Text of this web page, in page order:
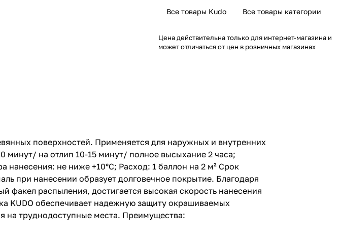
Все товары Kudo Все товары категории
Цена действительна только для интернет-магазина и
может отличаться от цен в розничных магазинах
поверхностей. Применяется для наружных и внутренних
минут/ на отлип 10-15 минут/ полное высыхание 2 часа;
нанесения: не ниже +10°С; Расход: 1 баллон на 2 м² Срок
при нанесении образует долговечное покрытие. Благодаря
распыления, достигается высокая скорость нанесения
KUDO обеспечивает надежную защиту окрашиваемых
на труднодоступные места. Преимущества: